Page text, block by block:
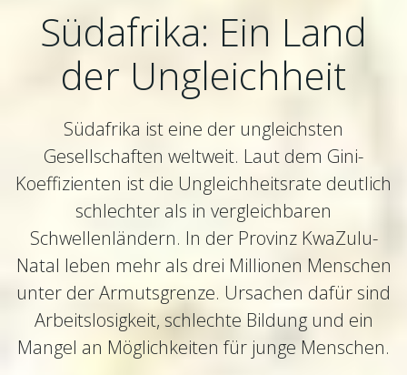
Südafrika: Ein Land
der Ungleichheit
Südafrika ist eine der ungleichsten
Gesellschaften weltweit. Laut dem Gini-
Koeffizienten ist die Ungleichheitsrate deutlich
schlechter als in vergleichbaren
Schwellenländern. In der Provinz KwaZulu-
Natal leben mehr als drei Millionen Menschen
unter der Armutsgrenze. Ursachen dafür sind
Arbeitslosigkeit, schlechte Bildung und ein
Mangel an Möglichkeiten für junge Menschen.